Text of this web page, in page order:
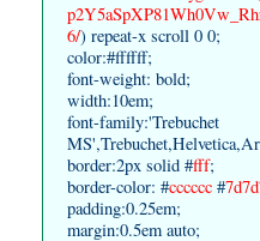
6/) repeat-x scroll 0 0;
color:#ffffff;
font-weight: bold;
width:10em;
font-family:'Trebuchet
border:2px solid #fff;
border-color: #cccccc #
padding:0.25em;
margin:0.5em auto;